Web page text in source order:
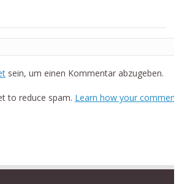
sein, um einen Kommentar abzugeben.
to reduce spam. Learn how your comment